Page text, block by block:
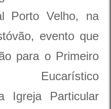
Porto Velho, na
evento que
para o Primeiro
Igreja Particular